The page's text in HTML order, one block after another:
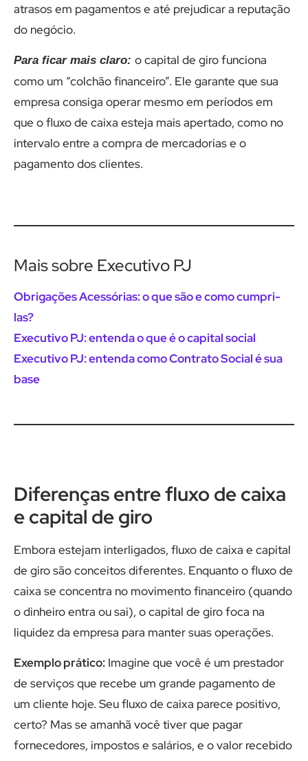
atrasos em pagamentos e até prejudicar a reputação
do negócio.
Para ficar mais claro: o capital de giro funciona
como um “colchão financeiro”. Ele garante que sua
empresa consiga operar mesmo em períodos em
que o fluxo de caixa esteja mais apertado, como no
intervalo entre a compra de mercadorias e o
pagamento dos clientes.
Mais sobre Executivo PJ
Obrigações Acessórias: o que são e como cumpri-
las?
Executivo PJ: entenda o que é o capital social
Executivo PJ: entenda como Contrato Social é sua
base
Diferenças entre fluxo de caixa
e capital de giro
Embora estejam interligados, fluxo de caixa e capital
de giro são conceitos diferentes. Enquanto o fluxo de
caixa se concentra no movimento financeiro (quando
o dinheiro entra ou sai), o capital de giro foca na
liquidez da empresa para manter suas operações.
Exemplo prático: Imagine que você é um prestador
de serviços que recebe um grande pagamento de
um cliente hoje. Seu fluxo de caixa parece positivo,
certo? Mas se amanhã você tiver que pagar
fornecedores, impostos e salários, e o valor recebido